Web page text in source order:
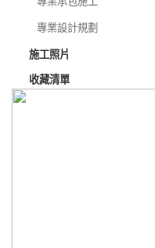
專業設計規劃
施工照片
收藏清單